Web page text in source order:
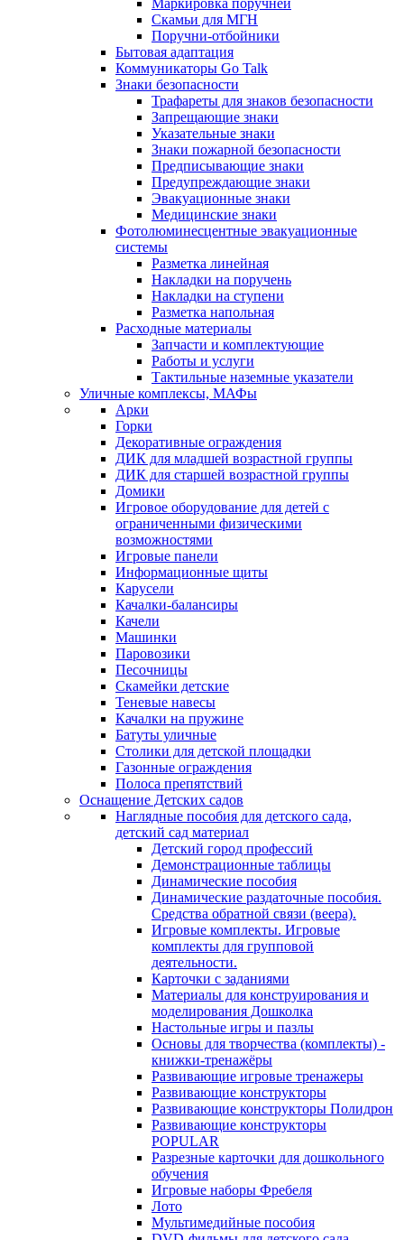
Маркировка поручней
Скамьи для МГН
Поручни-отбойники
Бытовая адаптация
Коммуникаторы Go Talk
Знаки безопасности
Трафареты для знаков безопасности
Запрещающие знаки
Указательные знаки
Знаки пожарной безопасности
Предписывающие знаки
Предупреждающие знаки
Эвакуационные знаки
Медицинские знаки
Фотолюминесцентные эвакуационные
системы
Разметка линейная
Накладки на поручень
Накладки на ступени
Разметка напольная
Расходные материалы
Запчасти и комплектующие
Работы и услуги
Тактильные наземные указатели
Уличные комплексы, МАФы
Арки
Горки
Декоративные ограждения
ДИК для младшей возрастной группы
ДИК для старшей возрастной группы
Домики
Игровое оборудование для детей с
ограниченными физическими
возможностями
Игровые панели
Информационные щиты
Карусели
Качалки-балансиры
Качели
Машинки
Паровозики
Песочницы
Скамейки детские
Теневые навесы
Качалки на пружине
Батуты уличные
Столики для детской площадки
Газонные ограждения
Полоса препятствий
Оснащение Детских садов
Наглядные пособия для детского сада,
детский сад материал
Детский город профессий
Демонстрационные таблицы
Динамические пособия
Динамические раздаточные пособия.
Средства обратной связи (веера).
Игровые комплекты. Игровые
комплекты для групповой
деятельности.
Карточки с заданиями
Материалы для конструирования и
моделирования Дошколка
Настольные игры и пазлы
Основы для творчества (комплекты) -
книжки-тренажёры
Развивающие игровые тренажеры
Развивающие конструкторы
Развивающие конструкторы Полидрон
Развивающие конструкторы
POPULAR
Разрезные карточки для дошкольного
обучения
Игровые наборы Фребеля
Лото
Мультимедийные пособия